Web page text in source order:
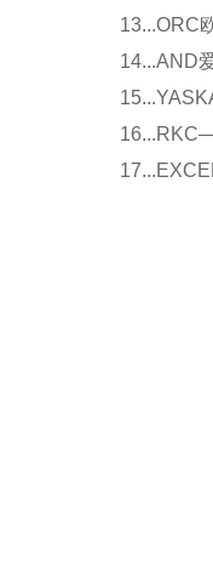
13...ORC
14...AND